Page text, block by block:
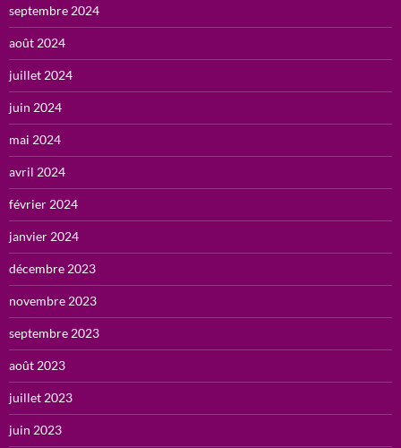
septembre 2024
août 2024
juillet 2024
juin 2024
mai 2024
avril 2024
février 2024
janvier 2024
décembre 2023
novembre 2023
septembre 2023
août 2023
juillet 2023
juin 2023